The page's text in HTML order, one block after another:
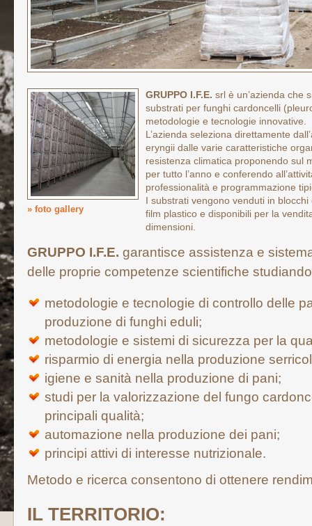
» foto gallery
GRUPPO I.F.E. srl è un’azienda che
substrati per funghi cardoncelli
metodologie e tecnologie innovative.
L’azienda seleziona direttamente
eryngii dalle varie caratteristiche
resistenza climatica proponendo sul
per tutto l’anno e conferendo
professionalità e programmazione
I substrati vengono venduti in
film plastico e disponibili per la
dimensioni.
GRUPPO I.F.E. garantisce assistenza e
delle proprie competenze scientifiche
metodologie e tecnologie di controllo delle
produzione di funghi eduli;
metodologie e sistemi di sicurezza per la
risparmio di energia nella produzione
igiene e sanità nella produzione di pani;
studi per la valorizzazione del fungo
principali qualità;
automazione nella produzione dei pani;
principi attivi di interesse nutrizionale.
Metodo e ricerca consentono di ottenere
IL TERRITORIO: